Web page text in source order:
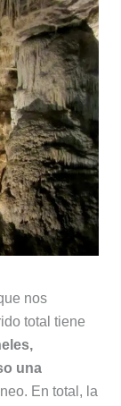
nos
total tiene
una
En total, la